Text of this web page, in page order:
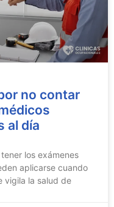
no contar
al día
los exámenes
aplicarse cuando
vigila la salud de